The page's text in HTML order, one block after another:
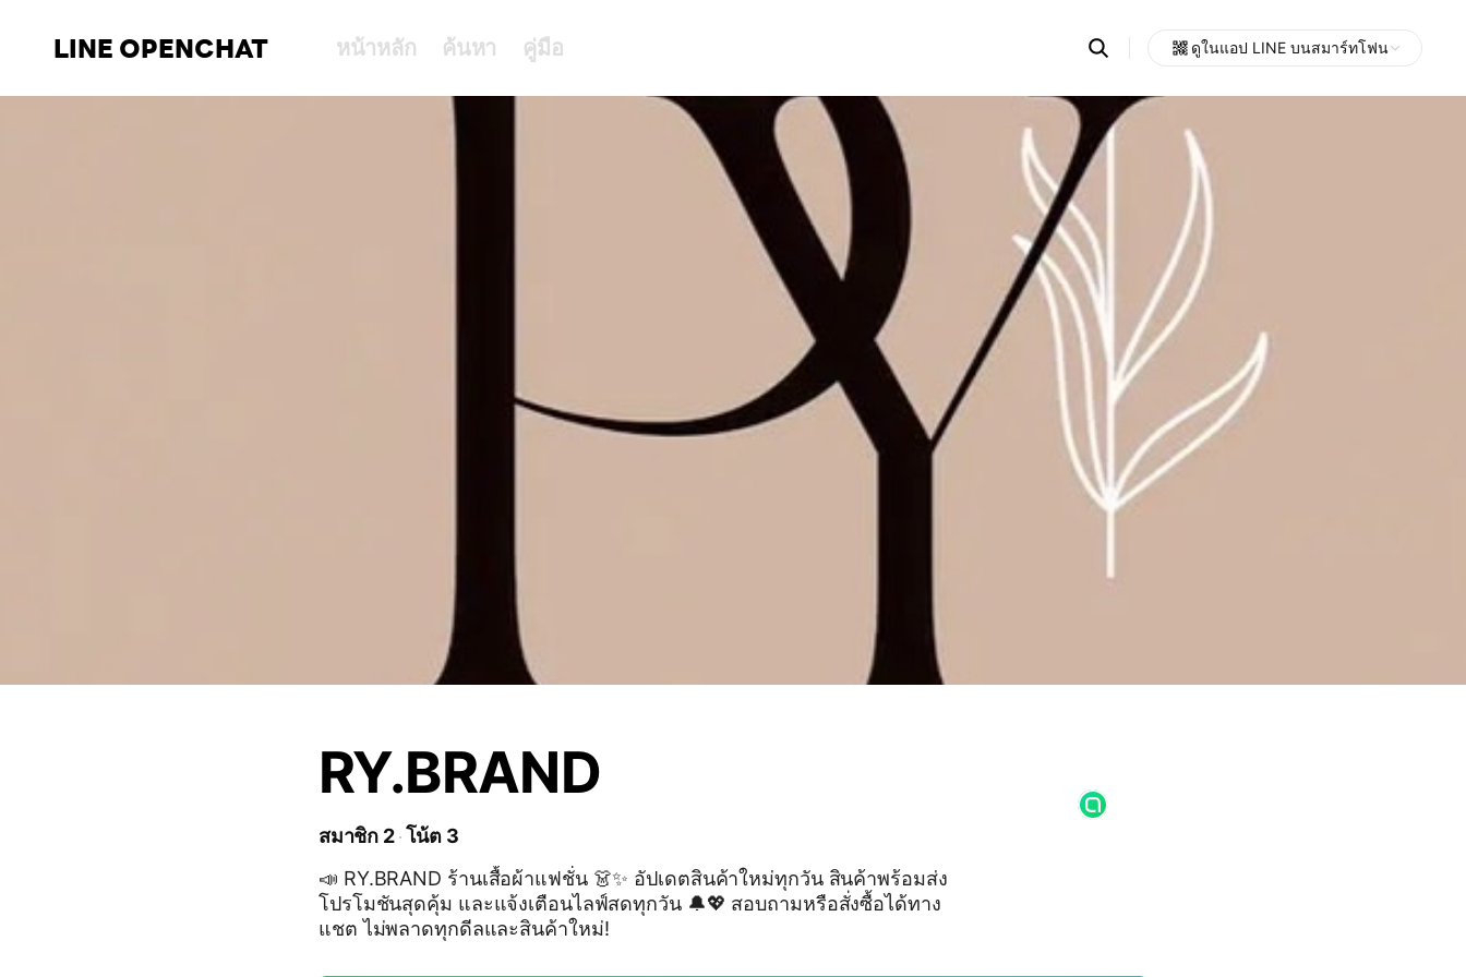
LINE OPENCHAT หน้าหลัก ค้นหา คู่มือ Search
OpenChats
messages
search
area
ดูในแอป LINE บนสมาร์ทโฟน
RY.BRAND
สมาชิก 2 โน้ต 3
📣 RY.BRAND ร้านเสื้อผ้าแฟชั่น 👗✨ อัปเดตสินค้าใหม่ทุกวัน สินค้าพร้อมส่ง
โปรโมชันสุดคุ้ม และแจ้งเตือนไลฟ์สดทุกวัน 🔔💖 สอบถามหรือสั่งซื้อได้ทาง
แชต ไม่พลาดทุกดีลและสินค้าใหม่!